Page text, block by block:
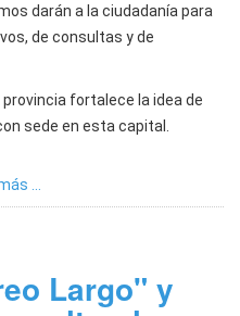
darán a la ciudadanía para
de consultas y de
fortalece la idea de
sede en esta capital.
...
Largo" y